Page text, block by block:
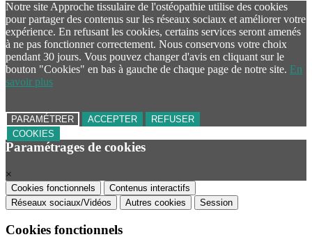
Notre site Approche tissulaire de l'ostéopathie utilise des cookies
pour partager des contenus sur les réseaux sociaux et améliorer votre
expérience. En refusant les cookies, certains services seront amenés
à ne pas fonctionner correctement. Nous conservons votre choix
pendant 30 jours. Vous pouvez changer d'avis en cliquant sur le
bouton "Cookies" en bas à gauche de chaque page de notre site. En
savoir plus
PARAMÉTRER ACCEPTER
REFUSER
COOKIES
Paramétrages de cookies
×
Cookies fonctionnels
Contenus interactifs
Réseaux sociaux/Vidéos
Autres cookies Session
Cookies fonctionnels